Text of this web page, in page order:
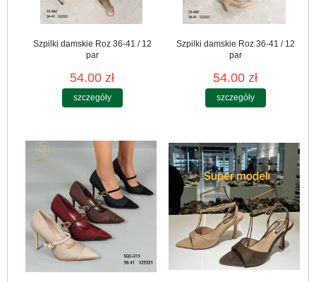
Szpilki damskie Roz 36-41 / 12
par
54.00 zł
szczegóły
Szpilki damskie Roz 36-41 / 12
par
54.00 zł
szczegóły